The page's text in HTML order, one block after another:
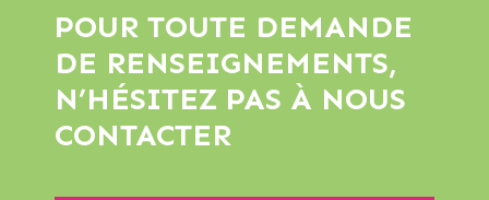
POUR TOUTE DEMANDE
DE RENSEIGNEMENTS,
N’HÉSITEZ PAS À NOUS
CONTACTER